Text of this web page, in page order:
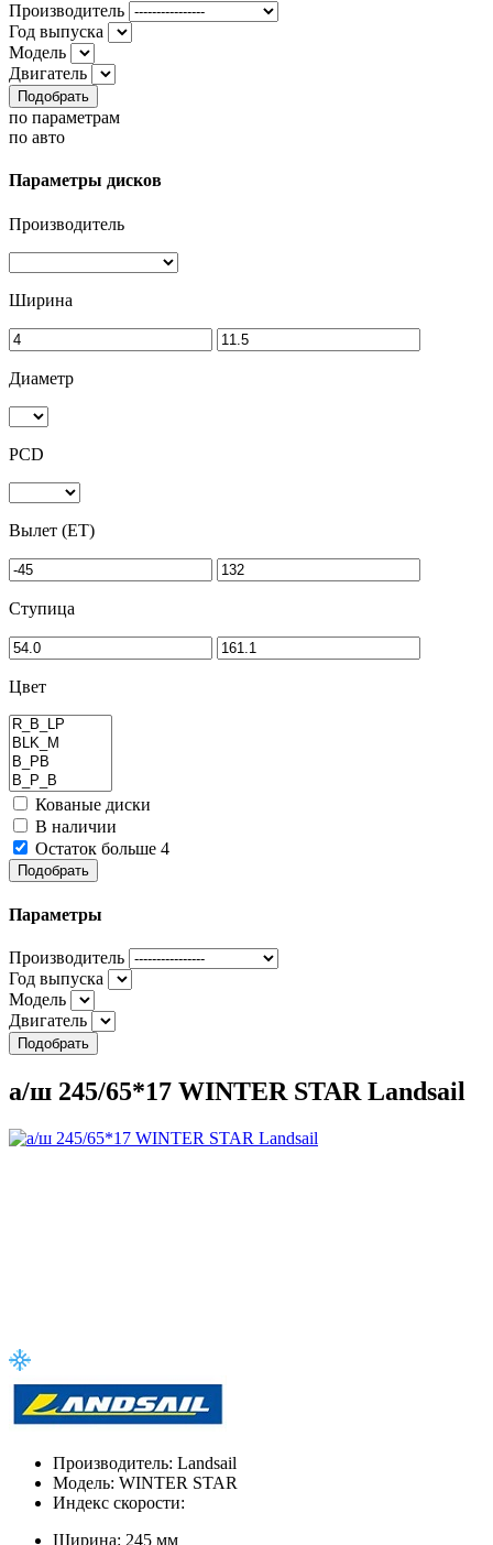
Производитель
Год выпуска
Модель
Двигатель
Подобрать
по параметрам
по авто
Параметры дисков
Производитель
Ширина
Диаметр
PCD
Вылет (ET)
Ступица
Цвет
Кованые диски
В наличии
Остаток больше 4
Подобрать
Параметры
Производитель
Год выпуска
Модель
Двигатель
Подобрать
а/ш 245/65*17 WINTER STAR Landsail
Производитель: Landsail
Модель: WINTER STAR
Индекс скорости:
Ширина: 245 мм